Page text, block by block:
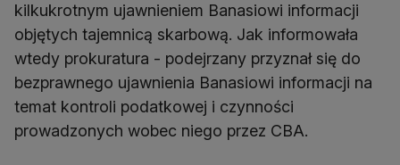
kilkukrotnym ujawnieniem Banasiowi informacji
objętych tajemnicą skarbową. Jak informowała
wtedy prokuratura - podejrzany przyznał się do
bezprawnego ujawnienia Banasiowi informacji na
temat kontroli podatkowej i czynności
prowadzonych wobec niego przez CBA.